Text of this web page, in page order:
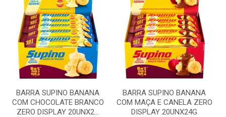
BARRA SUPINO BANANA
COM CHOCOLATE BRANCO
ZERO DISPLAY 20UNX2...
BARRA SUPINO BANANA
COM MAÇA E CANELA ZERO
DISPLAY 20UNX24G